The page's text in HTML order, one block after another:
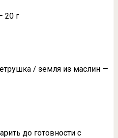
20 г
/ земля из маслин —
до готовности с